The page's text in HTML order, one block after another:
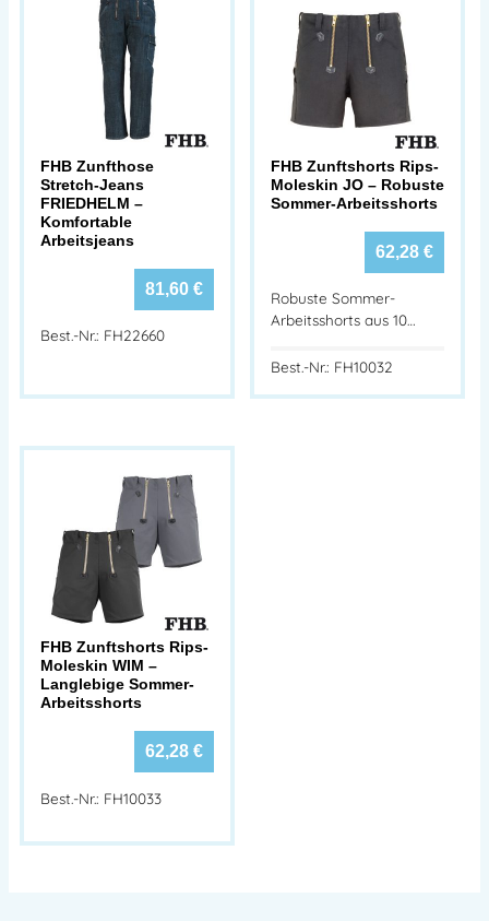
FHB Zunfthose
Stretch-Jeans
FRIEDHELM –
Komfortable
Arbeitsjeans
81,60 €
Best.-Nr.: FH22660
FHB Zunftshorts Rips-
Moleskin JO – Robuste
Sommer-Arbeitsshorts
62,28 €
Robuste Sommer-
Arbeitsshorts aus 10…
Best.-Nr.: FH10032
FHB Zunftshorts Rips-
Moleskin WIM –
Langlebige Sommer-
Arbeitsshorts
62,28 €
Best.-Nr.: FH10033